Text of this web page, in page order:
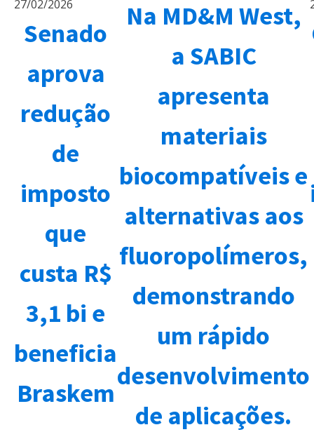
27/02/2026
Senado
aprova
redução
de
imposto
que
custa R$
3,1 bi e
beneficia
Braskem
Na MD&M West,
a SABIC
apresenta
materiais
biocompatíveis e
alternativas aos
fluoropolímeros,
demonstrando
um rápido
desenvolvimento
de aplicações.